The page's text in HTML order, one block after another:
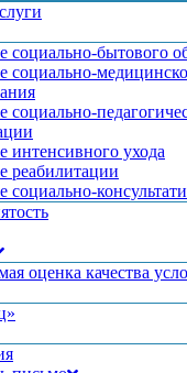
социально-бытового
социально-
социально-
интенсивного ухода
реабилитации
социально-
оценка качества